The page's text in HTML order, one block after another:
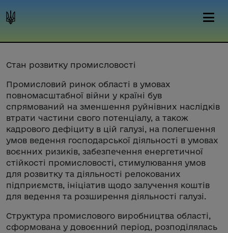
Стан розвитку промисловості
Промисловий ринок області в умовах
повномасштабної війни у країні був
спрямований на зменшення руйнівних наслідків
втрати частини свого потенціалу, а також
кадрового дефіциту в цій галузі, на полегшення
умов ведення господарської діяльності в умовах
воєнних ризиків, забезпечення енергетичної
стійкості промисловості, стимулювання умов
для розвитку та діяльності релокованих
підприємств, ініціатив щодо залучення коштів
для ведення та розширення діяльності галузі.
Структура промислового виробництва області,
сформована у довоєнний період, розподілялась